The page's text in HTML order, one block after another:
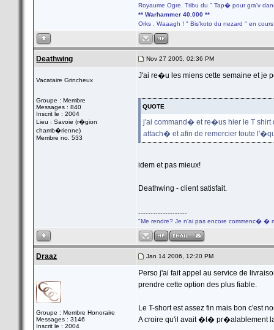
Royaume Ogre. Tribu du " Tap� pour gra'v
** Warhammer 40.000 **
Orks . Waaagh ! " Bis'koto du nezard " en cours
Deathwing Nov 27 2005, 02:36 PM
Vacataire Grincheux
Groupe : Membre
Messages : 840
Inscrit le : 2004
Lieu : Savoie (r�gion
chamb�rienne)
Membre no. 533
J'ai re�u les miens cette semaine et je
QUOTE
j'ai command� et re�us hier le T shirt
attach� et afin de remercier toute
idem et pas mieux!
Deathwing - client satisfait.
--------------------
"Me rendre? Je n'ai pas encore commenc� �
Draaz Jan 14 2006, 12:20 PM
Groupe : Membre Honoraire
Messages : 3146
Inscrit le : 2004
Perso j'ai fait appel au service de
prendre cette option des plus fiable.
Le T-short est assez fin mais bon c'est
A croire qu'il avait �t� pr�alablement